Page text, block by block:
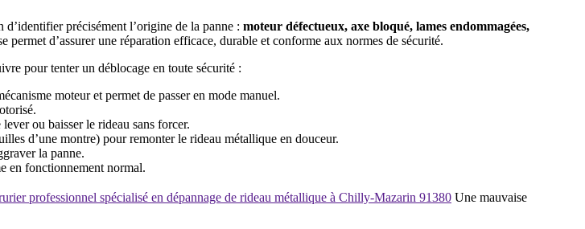
d’identifier précisément l’origine de la panne : moteur défectueux, axe bloqué, lames endommagées,
permet d’assurer une réparation efficace, durable et conforme aux normes de sécurité.
pour tenter un déblocage en toute sécurité :
moteur et permet de passer en mode manuel.
ou baisser le rideau sans forcer.
d’une montre) pour remonter le rideau métallique en douceur.
la panne.
en fonctionnement normal.
professionnel spécialisé en dépannage de rideau métallique à Chilly-Mazarin 91380 Une mauvaise